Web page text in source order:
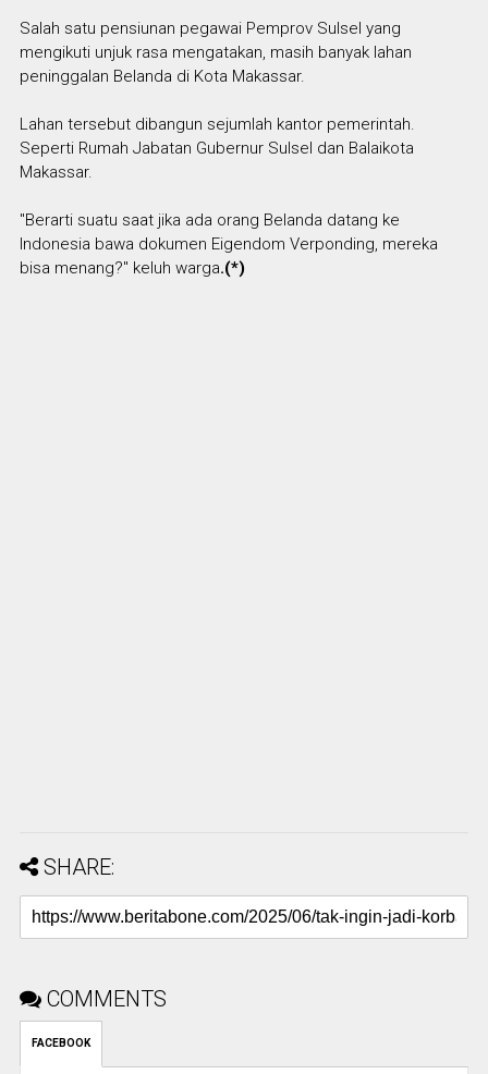
Salah satu pensiunan pegawai Pemprov Sulsel yang
mengikuti unjuk rasa mengatakan, masih banyak lahan
peninggalan Belanda di Kota Makassar.
Lahan tersebut dibangun sejumlah kantor pemerintah.
Seperti Rumah Jabatan Gubernur Sulsel dan Balaikota
Makassar.
"Berarti suatu saat jika ada orang Belanda datang ke
Indonesia bawa dokumen Eigendom Verponding, mereka
bisa menang?" keluh warga.(*)
SHARE:
COMMENTS
FACEBOOK